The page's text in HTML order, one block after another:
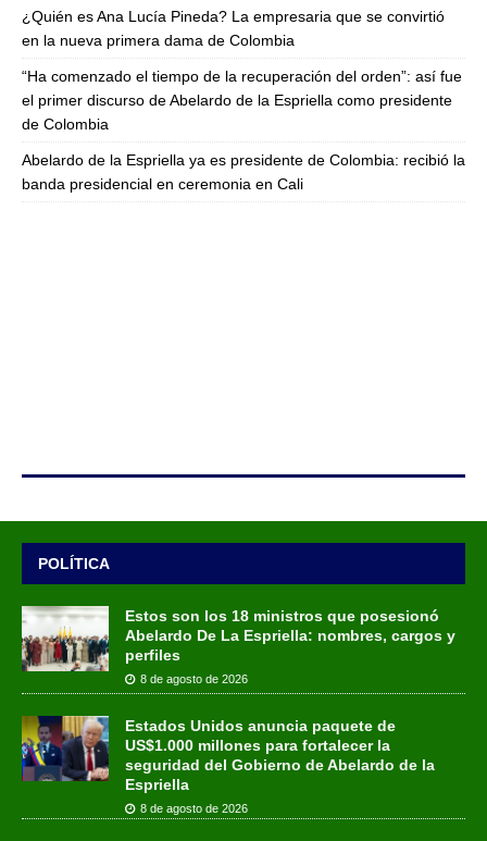
¿Quién es Ana Lucía Pineda? La empresaria que se convirtió
en la nueva primera dama de Colombia
“Ha comenzado el tiempo de la recuperación del orden”: así fue
el primer discurso de Abelardo de la Espriella como presidente
de Colombia
Abelardo de la Espriella ya es presidente de Colombia: recibió la
banda presidencial en ceremonia en Cali
POLÍTICA
Estos son los 18 ministros que posesionó
Abelardo De La Espriella: nombres, cargos y
perfiles
8 de agosto de 2026
Estados Unidos anuncia paquete de
US$1.000 millones para fortalecer la
seguridad del Gobierno de Abelardo de la
Espriella
8 de agosto de 2026